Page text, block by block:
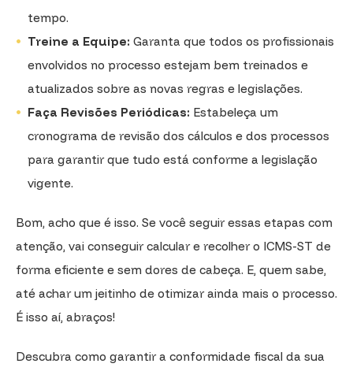
tempo.
Treine a Equipe: Garanta que todos os profissionais
envolvidos no processo estejam bem treinados e
atualizados sobre as novas regras e legislações.
Faça Revisões Periódicas: Estabeleça um
cronograma de revisão dos cálculos e dos processos
para garantir que tudo está conforme a legislação
vigente.
Bom, acho que é isso. Se você seguir essas etapas com
atenção, vai conseguir calcular e recolher o ICMS-ST de
forma eficiente e sem dores de cabeça. E, quem sabe,
até achar um jeitinho de otimizar ainda mais o processo.
É isso aí, abraços!
Descubra como garantir a conformidade fiscal da sua